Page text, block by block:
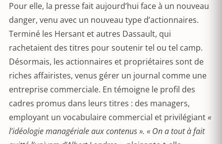
Pour elle, la presse fait aujourd’hui face à un nouveau
danger, venu avec un nouveau type d’actionnaires.
Terminé les Hersant et autres Dassault, qui
rachetaient des titres pour soutenir tel ou tel camp.
Désormais, les actionnaires et propriétaires sont de
riches affairistes, venus gérer un journal comme une
entreprise commerciale. En témoigne le profil des
cadres promus dans leurs titres : des managers,
employant un vocabulaire commercial et privilégiant«
l’idéologie managériale aux contenus ». « On a tout à fait